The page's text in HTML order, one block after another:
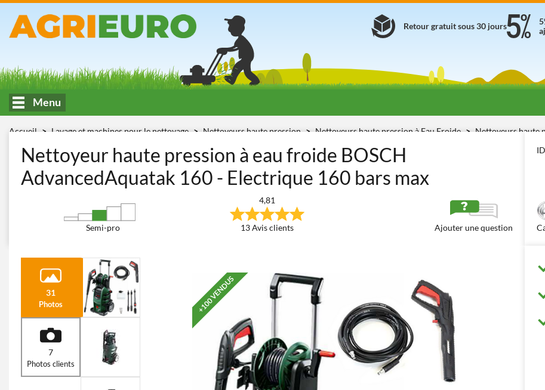
Retour gratuit sous 30 jours
Menu
Accueil Lavage et machines pour le nettoyage Nettoyeurs haute pression Nettoyeurs haute pression à Eau Froide Nettoyeurs haute
Nettoyeur haute pression à eau froide BOSCH
AdvancedAquatak 160 - Electrique 160 bars max
Semi-pro
4,81
13 Avis clients Ajouter une question
31
Photos
7
Photos clients
+100 VENDUS